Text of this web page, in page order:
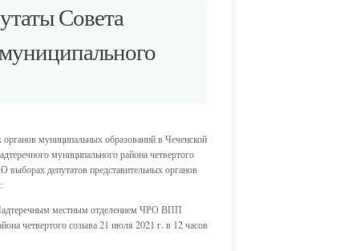
Совета
муниципальных образований в Чеченской
муниципального района четвертого
выборах депутатов представительных органов
местным отделением ЧРО ВПП
четвертого созыва 21 июля 2021 г. в 12 часов